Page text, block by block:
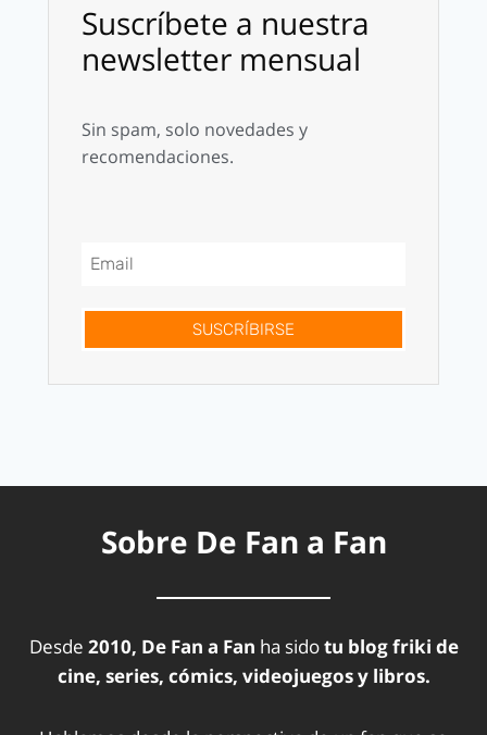
Suscríbete a nuestra
newsletter mensual
Sin spam, solo novedades y
recomendaciones.
SUSCRÍBIRSE
Sobre De Fan a Fan
Desde 2010, De Fan a Fan ha sidotu blog friki de
cine, series, cómics, videojuegos y libros.